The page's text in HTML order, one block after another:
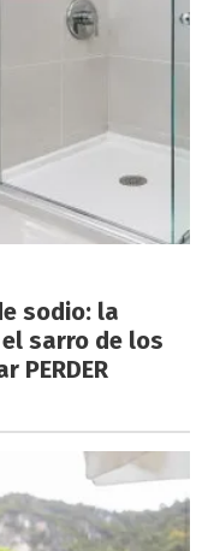
sodio: la
el sarro de los
PERDER